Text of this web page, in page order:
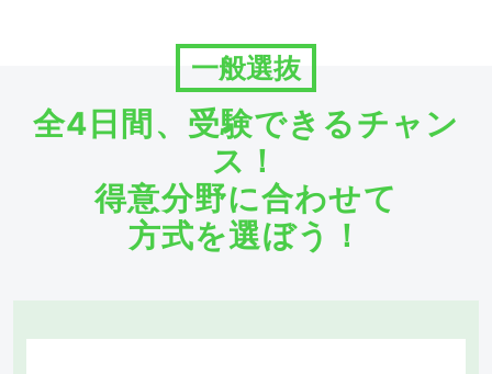
一般選抜
全4日間、受験できるチャン
ス！
得意分野に合わせて
方式を選ぼう！